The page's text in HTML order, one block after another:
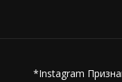
*Instagram